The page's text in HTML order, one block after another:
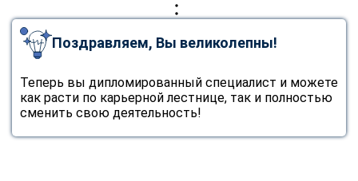
Поздравляем, Вы великолепны!
Теперь вы дипломированный специалист и можете
как расти по карьерной лестнице, так и полностью
сменить свою деятельность!